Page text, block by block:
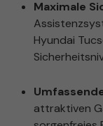
Maximale
Hyundai
attraktiven